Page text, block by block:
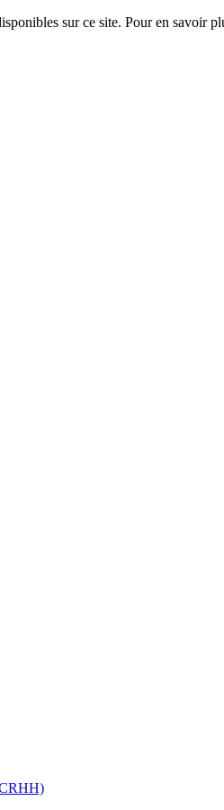
sur ce site. Pour en savoir